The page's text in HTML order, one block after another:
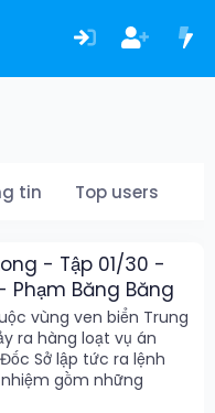
tin Top users
- Tập 01/30 -
Phạm Băng Băng
vùng ven biển Trung
ra hàng loạt vụ án
Sở lập tức ra lệnh
gồm những